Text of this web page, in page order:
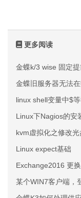
更多阅读
金蝶k/3 wise 固定
金蝶旧服务器无法
linux shell变量中$
Linux下Nagios的安
kvm虚拟化之修改
Linux expect基础
Exchange2016 更
某个WIN7客户端，